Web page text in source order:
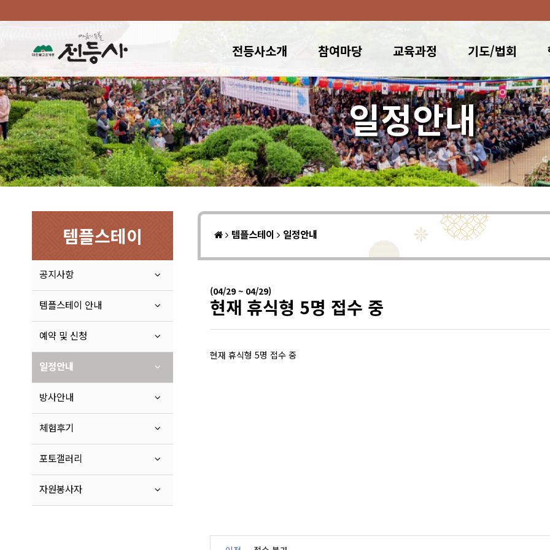
전등사소개 참여마당 교육과정 기도/법회
일정안내
템플스테이
공지사항
템플스테이 안내
예약 및 신청
일정안내
방사안내
체험후기
포토갤러리
자원봉사자
템플스테이 일정안내
(04/29 ~ 04/29)
현재 휴식형 5명 접수 중
현재 휴식형 5명 접수 중